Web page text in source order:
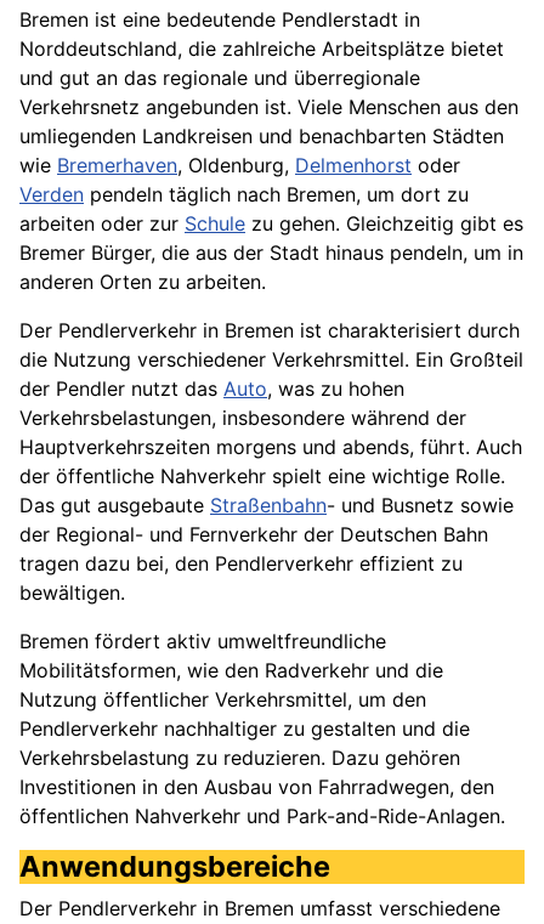
Bremen ist eine bedeutende Pendlerstadt in
Norddeutschland, die zahlreiche Arbeitsplätze bietet
und gut an das regionale und überregionale
Verkehrsnetz angebunden ist. Viele Menschen aus den
umliegenden Landkreisen und benachbarten Städten
wie Bremerhaven, Oldenburg, Delmenhorst oder
Verden pendeln täglich nach Bremen, um dort zu
arbeiten oder zur Schule zu gehen. Gleichzeitig gibt es
Bremer Bürger, die aus der Stadt hinaus pendeln, um in
anderen Orten zu arbeiten.
Der Pendlerverkehr in Bremen ist charakterisiert durch
die Nutzung verschiedener Verkehrsmittel. Ein Großteil
der Pendler nutzt das Auto, was zu hohen
Verkehrsbelastungen, insbesondere während der
Hauptverkehrszeiten morgens und abends, führt. Auch
der öffentliche Nahverkehr spielt eine wichtige Rolle.
Das gut ausgebaute Straßenbahn- und Busnetz sowie
der Regional- und Fernverkehr der Deutschen Bahn
tragen dazu bei, den Pendlerverkehr effizient zu
bewältigen.
Bremen fördert aktiv umweltfreundliche
Mobilitätsformen, wie den Radverkehr und die
Nutzung öffentlicher Verkehrsmittel, um den
Pendlerverkehr nachhaltiger zu gestalten und die
Verkehrsbelastung zu reduzieren. Dazu gehören
Investitionen in den Ausbau von Fahrradwegen, den
öffentlichen Nahverkehr und Park-and-Ride-Anlagen.
Anwendungsbereiche
Der Pendlerverkehr in Bremen umfasst verschiedene